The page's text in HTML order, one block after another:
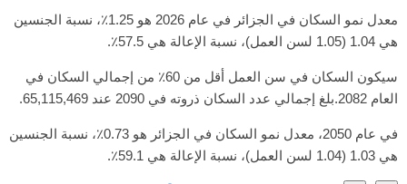
معدل نمو السكان في الجزائر في عام 2026 هو 1.25٪، نسبة الجنسين
هي 1.04 (1.05 لسن العمل)، نسبة الإعالة هي 57.5٪.
سيكون السكان في سن العمل أقل من 60٪ من إجمالي السكان في
العام 2082.بلغ إجمالي عدد السكان ذروته في 2090 عند 65,115,469.
في عام 2050، معدل نمو السكان في الجزائر هو 0.73٪، نسبة الجنسين
هي 1.03 (1.04 لسن العمل)، نسبة الإعالة هي 59.1٪.